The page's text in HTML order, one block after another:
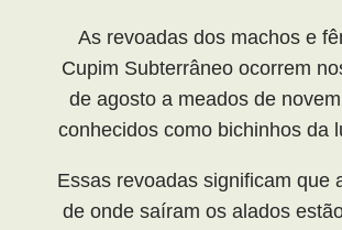
As revoadas dos machos e
Cupim Subterrâneo ocorrem
de agosto a meados de
conhecidos como bichinhos da
Essas revoadas significam que
de onde saíram os alados